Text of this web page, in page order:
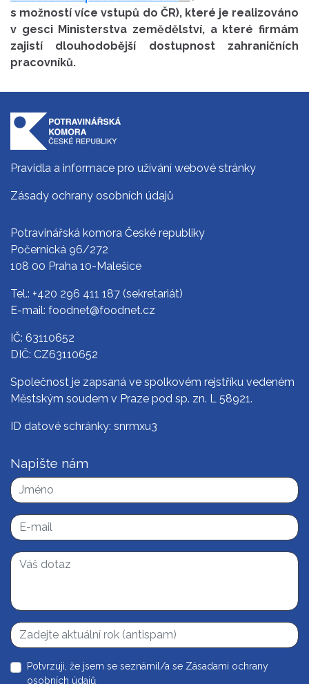
s možností více vstupů do ČR), které je realizováno
v gesci Ministerstva zemědělství, a které firmám
zajistí dlouhodobější dostupnost zahraničních
pracovníků.
Pravidla a informace pro užívání webové stránky
Zásady ochrany osobních údajů
Potravinářská komora České republiky
Počernická 96/272
108 00 Praha 10-Malešice
Tel.: +420 296 411 187 (sekretariát)
E-mail: foodnet@foodnet.cz
IČ: 63110652
DIČ: CZ63110652
Společnost je zapsaná ve spolkovém rejstříku vedeném
Městským soudem v Praze pod sp. zn. L 58921.
ID datové schránky: snrmxu3
Napište nám
Potvrzuji, že jsem se seznámil/a se Zásadami ochrany
osobních údajů